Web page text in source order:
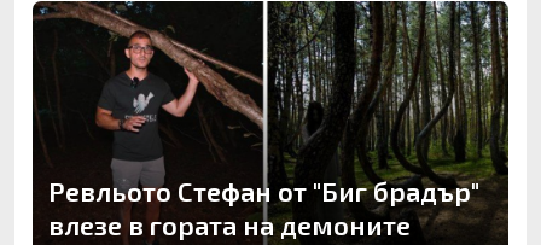
Ревльото Стефан от "Биг брадър"
влезе в гората на демоните